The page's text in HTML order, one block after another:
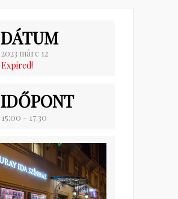
DÁTUM
2023 márc 12
Expired!
IDŐPONT
15:00 - 17:30